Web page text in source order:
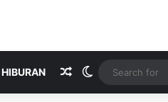
HIBURAN Random Article
Switch skin